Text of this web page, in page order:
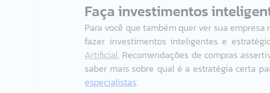
Faça investimentos
Para você que também quer ver sua
fazer investimentos inteligentes e
Artificial. Recomendações de compras
saber mais sobre qual é a estratégia certa
especialistas.